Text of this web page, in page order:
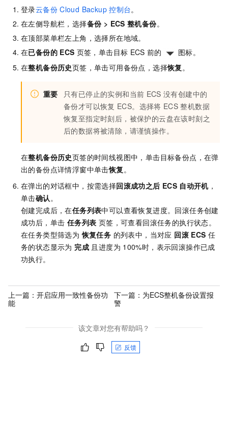
登录云备份 Cloud Backup 控制台。
在左侧导航栏，选择备份> ECS 整机备份。
在顶部菜单栏左上角，选择所在地域。
在已备份的 ECS 页签，单击目标 ECS 前的
图标。
在整机备份历史页签，单击可用备份点，选择恢复 。
重要 只有已停止的实例和当前 ECS 没有创建中的
备份才可以恢复 ECS。选择将 ECS 整机数据
恢复至指定时刻后，被保护的云盘在该时刻之
后的数据将被清除，请谨慎操作。
在整机备份历史页签的时间线视图中，单击目标备份点，在弹
出的备份点详情浮窗中单击恢复 。
在弹出的对话框中，按需选择回滚成功之后 ECS 自动开机，
单击确认 。
创建完成后，在任务列表中可以查看恢复进度。回滚任务创建
成功后，单击 任务列表 页签，可查看回滚任务的执行状态。
在任务类型筛选为恢复任务 的列表中，当对应 回滚 ECS 任
务的状态显示为 完成 且进度为 100%时，表示回滚操作已成
功执行。
上一篇： 开启应用一致性备份功
能
下一篇： 为ECS整机备份设置报
警
该文章对您有帮助吗？
反馈